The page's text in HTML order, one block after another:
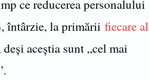
ce reducerea personalului
întârzie, la primării fiecare al
deși aceștia sunt „cel mai